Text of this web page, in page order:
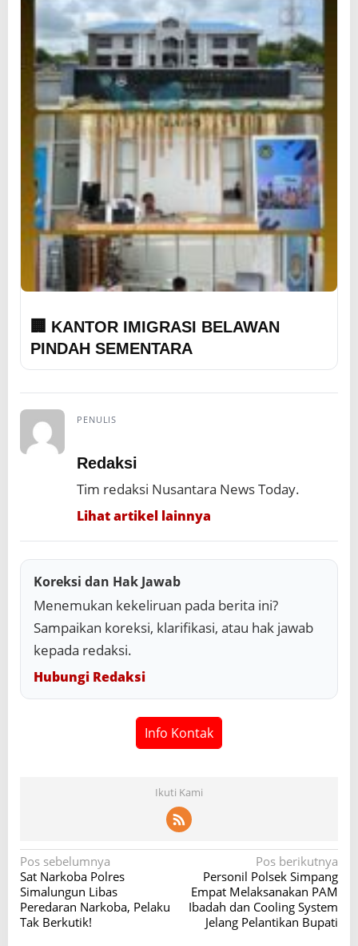
🏢 KANTOR IMIGRASI BELAWAN
PINDAH SEMENTARA
PENULIS
Redaksi
Tim redaksi Nusantara News Today.
Lihat artikel lainnya
Koreksi dan Hak Jawab
Menemukan kekeliruan pada berita ini?
Sampaikan koreksi, klarifikasi, atau hak jawab
kepada redaksi.
Hubungi Redaksi
Info Kontak
Ikuti Kami
N
a
v
i
Pos sebelumnya
Sat Narkoba Polres
Simalungun Libas
Peredaran Narkoba, Pelaku
Tak Berkutik!
Pos berikutnya
Personil Polsek Simpang
Empat Melaksanakan PAM
Ibadah dan Cooling System
Jelang Pelantikan Bupati